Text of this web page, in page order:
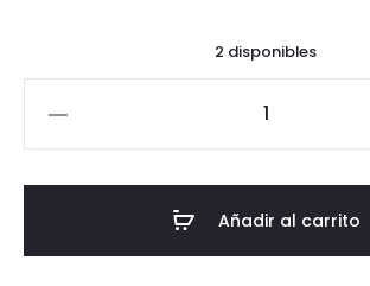
2 disponibles
Añadir al carrito